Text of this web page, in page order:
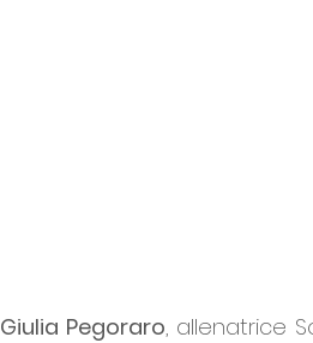
Giulia Pegoraro, allenatrice